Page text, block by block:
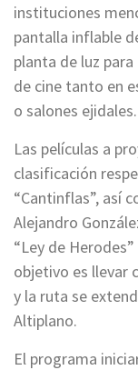
instituciones
pantalla inflable
planta de luz
de cine tanto en
o salones ejidales.
Las películas a
clasificación
“Cantinflas”, así
Alejandro
“Ley de
objetivo es llevar
y la ruta se
Altiplano.
El programa